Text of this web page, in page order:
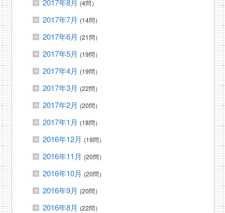
(4問）
2017年7月 (14問）
2017年6月 (21問）
2017年5月 (19問）
2017年4月 (19問）
2017年3月 (22問）
2017年2月 (20問）
2017年1月 (18問）
2016年12月 (19問）
2016年11月 (20問）
2016年10月 (20問）
2016年9月 (20問）
2016年8月 (22問）